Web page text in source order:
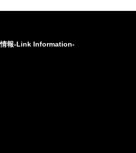
報-Link Information-